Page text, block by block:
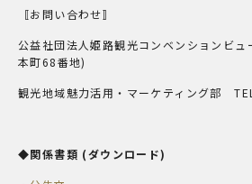
〚お問い合わせ〛
公益社団法人姫路観光コンベンションビ
本町68番地)
観光地域魅力活用・マーケティング部
◆関係書類 (ダウンロード)